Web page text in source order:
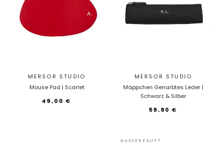
MERSOR STUDIO
Mouse Pad | Scarlet
49,00 €
MERSOR STUDIO
Mäppchen Genarbtes Leder |
Schwarz & Silber
59,90 €
AUSVERKAUFT